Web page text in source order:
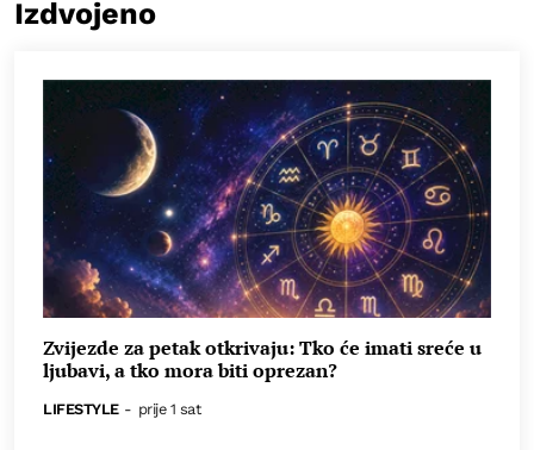
Izdvojeno
Zvijezde za petak otkrivaju: Tko će imati sreće u
ljubavi, a tko mora biti oprezan?
LIFESTYLE - prije 1 sat